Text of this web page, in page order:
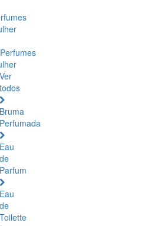
Perfumes
Ver
todos
Bruma
Perfumada
Eau
de
Parfum
Eau
de
Toilette